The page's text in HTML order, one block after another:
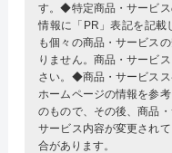
す。◆特定商品・サービ
情報に「PR」表記を記
も個々の商品・サービス
りません。商品・サービ
さい。◆商品・サービス
ホームページの情報を参
のもので、その後、商品
サービス内容が変更され
合があります。